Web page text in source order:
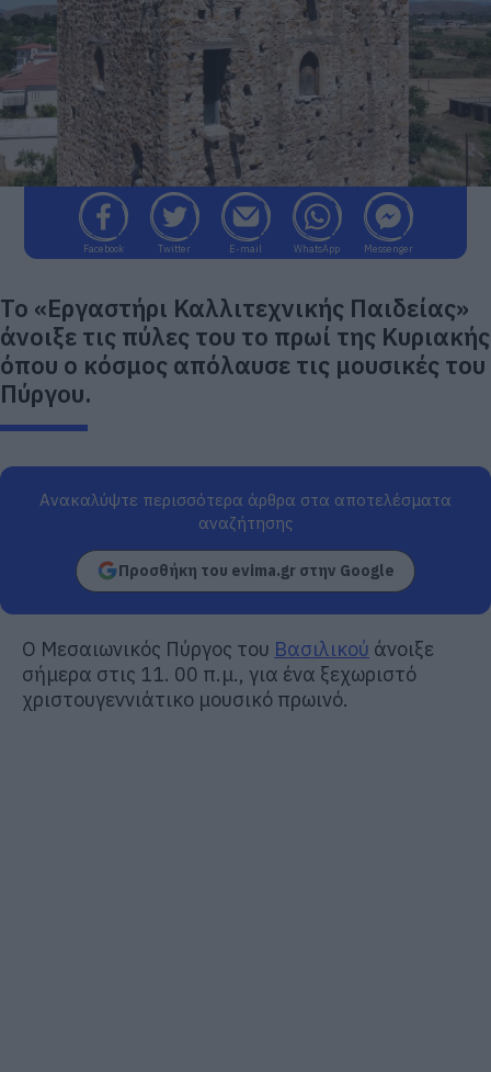
Facebook Twitter E-mail WhatsApp Messenger
Το «Εργαστήρι Καλλιτεχνικής Παιδείας»
άνοιξε τις πύλες του το πρωί της Κυριακής
όπου ο κόσμος απόλαυσε τις μουσικές του
Πύργου.
Ανακαλύψτε περισσότερα άρθρα στα αποτελέσματα
αναζήτησης
Προσθήκη του evima.gr στην Google
Ο Μεσαιωνικός Πύργος του Βασιλικού άνοιξε
σήμερα στις 11. 00 π.μ., για ένα ξεχωριστό
χριστουγεννιάτικο μουσικό πρωινό.